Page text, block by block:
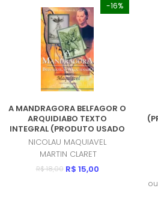
-16%
A MANDRAGORA BELFAGOR O
ARQUIDIABO TEXTO
INTEGRAL (PRODUTO USADO
- MUITO BOM)
NICOLAU MAQUIAVEL
MARTIN CLARET
R$ 18,00 R$ 15,00